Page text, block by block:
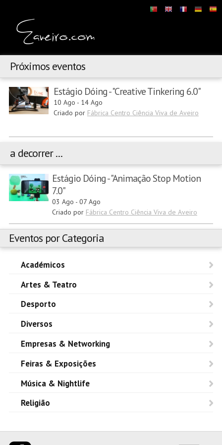
Próximos eventos
Estágio Dóing - "Creative Tinkering 6.0"
10 Ago - 14 Ago
Criado por Fábrica Centro Ciência Viva de Aveiro
a decorrer ...
Estágio Dóing - "Animação Stop Motion
7.0"
03 Ago - 07 Ago
Criado por Fábrica Centro Ciência Viva de Aveiro
Eventos por Categoria
Académicos
Artes & Teatro
Desporto
Diversos
Empresas & Networking
Feiras & Exposições
Música & Nightlife
Religião